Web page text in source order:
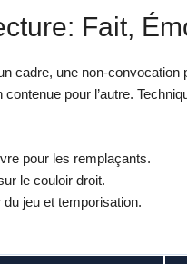
Fait,
cadre, une non-
contenue pour l’autre.
pour les remplaçants.
le couloir droit.
jeu et temporisation.